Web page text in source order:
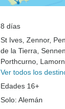
8 días
St Ives , Zennor,
de la Tierra , Sennen
Porthcurno ,
Ver todos los
Edades 16+
Solo: Alemán